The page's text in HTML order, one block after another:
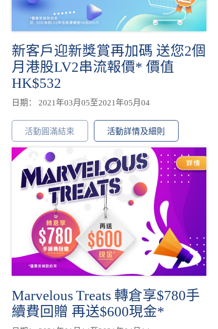
新客戶迎新獎賞再加碼 送您2個
月港股LV2串流報價* 價值
HK$532
日期： 2021年03月05至2021年05月04
活動圓滿結束 活動詳情及細則
Marvelous Treats 轉倉享$780手
續費回贈 再送$600現金*